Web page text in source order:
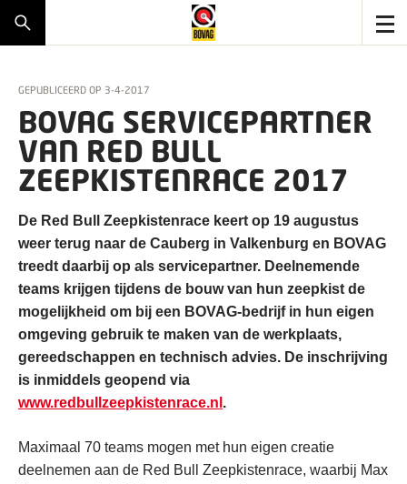
GEPUBLICEERD OP 3-4-2017
BOVAG SERVICEPARTNER
VAN RED BULL
ZEEPKISTENRACE 2017
De Red Bull Zeepkistenrace keert op 19 augustus
weer terug naar de Cauberg in Valkenburg en BOVAG
treedt daarbij op als servicepartner. Deelnemende
teams krijgen tijdens de bouw van hun zeepkist de
mogelijkheid om bij een BOVAG-bedrijf in hun eigen
omgeving gebruik te maken van de werkplaats,
gereedschappen en technisch advies. De inschrijving
is inmiddels geopend via
www.redbullzeepkistenrace.nl .
Maximaal 70 teams mogen met hun eigen creatie
deelnemen aan de Red Bull Zeepkistenrace, waarbij Max